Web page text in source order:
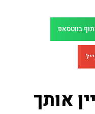
בווטסאפ
אותך